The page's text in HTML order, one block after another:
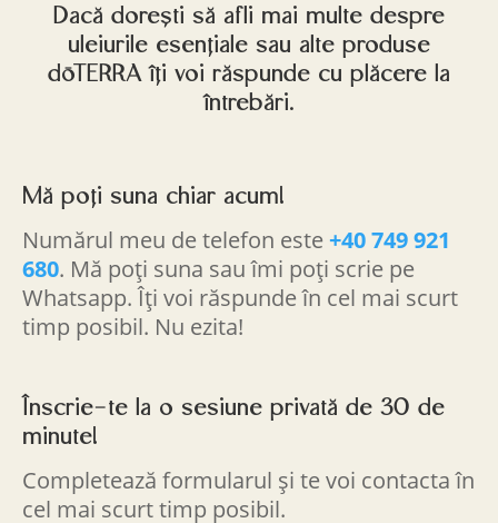
Dacă dorești să afli mai multe despre
uleiurile esențiale sau alte produse
dōTERRA îți voi răspunde cu plăcere la
întrebări.
Mă poți suna chiar acum!
Numărul meu de telefon este+40 749 921
680. Mă poți suna sau îmi poți scrie pe
Whatsapp. Îți voi răspunde în cel mai scurt
timp posibil. Nu ezita!
Înscrie-te la o sesiune privată de 30 de
minute!
Completează formularul și te voi contacta în
cel mai scurt timp posibil.